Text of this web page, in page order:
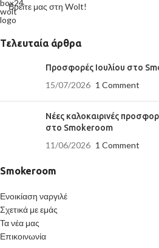
Βρείτε μας στη Wolt!
Τελευταία άρθρα
Προσφορές Ιουλίου στο
15/07/2026 1 Comment
Νέες καλοκαιρινές
στο Smokeroom
11/06/2026 1 Comment
Smokeroom
Ενοικίαση ναργιλέ
Σχετικά με εμάς
Τα νέα μας
Επικοινωνία